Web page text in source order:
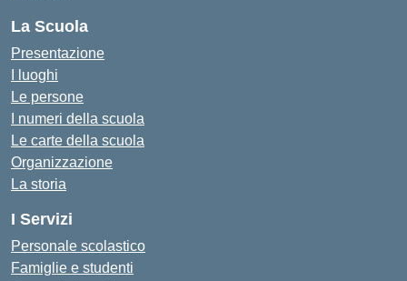
La Scuola
Presentazione
I luoghi
Le persone
I numeri della scuola
Le carte della scuola
Organizzazione
La storia
I Servizi
Personale scolastico
Famiglie e studenti